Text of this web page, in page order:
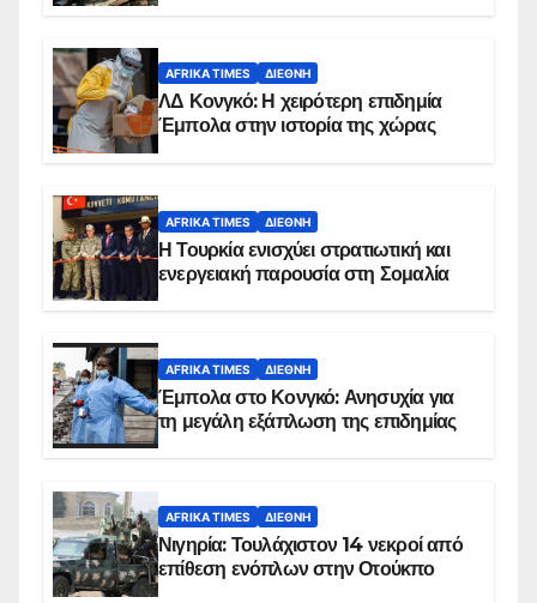
AFRIKA TIMES ΔΙΕΘΝΉ
ΛΔ Κονγκό: Η χειρότερη επιδημία
Έμπολα στην ιστορία της χώρας
AFRIKA TIMES ΔΙΕΘΝΉ
Η Τουρκία ενισχύει στρατιωτική και
ενεργειακή παρουσία στη Σομαλία
AFRIKA TIMES ΔΙΕΘΝΉ
Έμπολα στο Κονγκό: Ανησυχία για
τη μεγάλη εξάπλωση της επιδημίας
AFRIKA TIMES ΔΙΕΘΝΉ
Νιγηρία: Τουλάχιστον 14 νεκροί από
επίθεση ενόπλων στην Οτούκπο